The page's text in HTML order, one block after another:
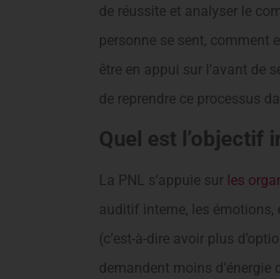
de réussite et analyser le
personne se sent, comment
être en appui sur l’avant de
de reprendre ce processus
Quel est l’objectif
La PNL s’appuie sur les
auditif interne, les émotions,
(c’est-à-dire avoir plus
demandent moins d’énergie